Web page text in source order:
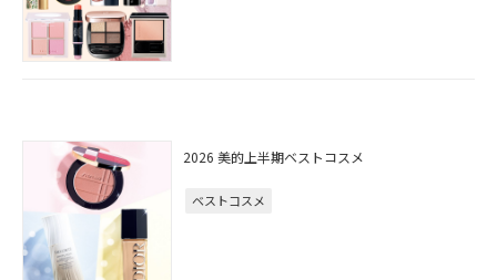
2026 美的上半期ベストコスメ
ベストコスメ